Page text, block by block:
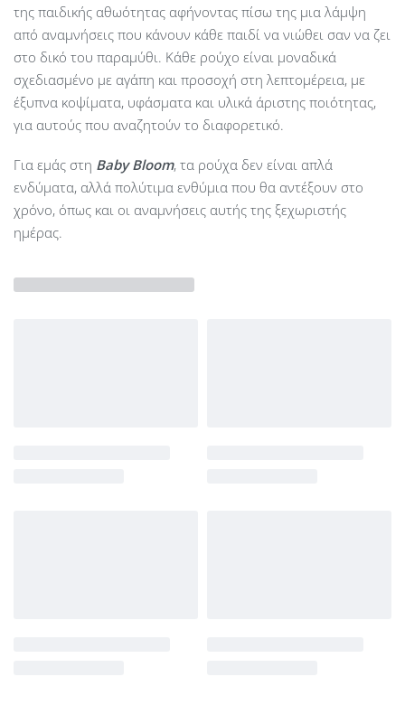
της παιδικής αθωότητας αφήνοντας πίσω της μια λάμψη
από αναμνήσεις που κάνουν κάθε παιδί να νιώθει σαν να ζει
στο δικό του παραμύθι. Κάθε ρούχο είναι μοναδικά
σχεδιασμένο με αγάπη και προσοχή στη λεπτομέρεια, με
έξυπνα κοψίματα, υφάσματα και υλικά άριστης ποιότητας,
για αυτούς που αναζητούν το διαφορετικό.
Για εμάς στη Baby Bloom, τα ρούχα δεν είναι απλά
ενδύματα, αλλά πολύτιμα ενθύμια που θα αντέξουν στο
χρόνο, όπως και οι αναμνήσεις αυτής της ξεχωριστής
ημέρας.